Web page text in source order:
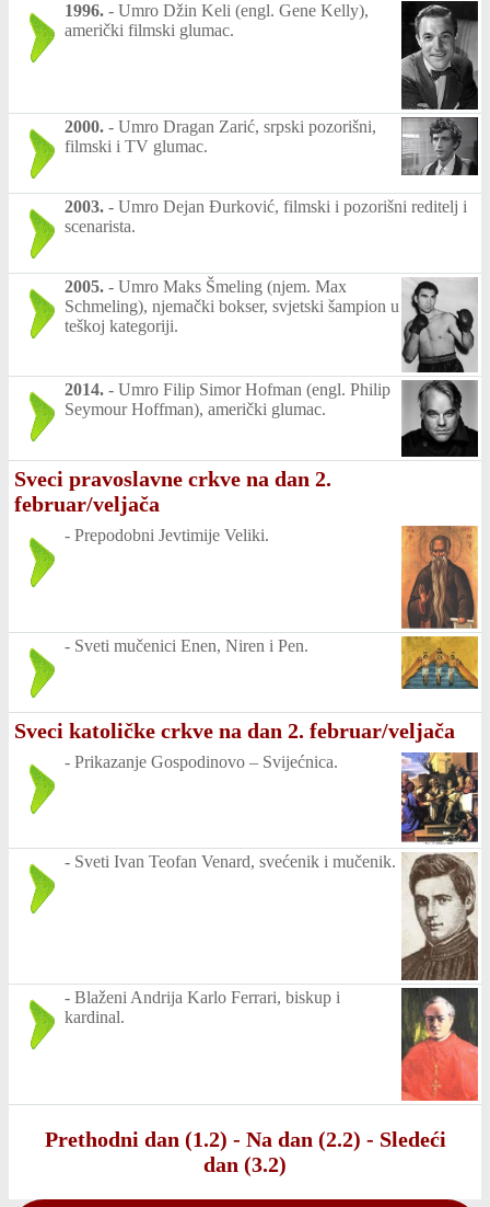
1996. - Umro Džin Keli (engl. Gene Kelly),
američki filmski glumac.
2000. - Umro Dragan Zarić, srpski pozorišni,
filmski i TV glumac.
2003. - Umro Dejan Đurković, filmski i pozorišni reditelj i
scenarista.
2005. - Umro Maks Šmeling (njem. Max
Schmeling), njemački bokser, svjetski šampion u
teškoj kategoriji.
2014. - Umro Filip Simor Hofman (engl. Philip
Seymour Hoffman), američki glumac.
Sveci pravoslavne crkve na dan 2.
februar/veljača
- Prepodobni Jevtimije Veliki.
- Sveti mučenici Enen, Niren i Pen.
Sveci katoličke crkve na dan 2. februar/veljača
- Prikazanje Gospodinovo – Svijećnica.
- Sveti Ivan Teofan Venard, svećenik i mučenik.
- Blaženi Andrija Karlo Ferrari, biskup i
kardinal.
Prethodni dan (1.2) - Na dan (2.2) - Sledeći
dan (3.2)